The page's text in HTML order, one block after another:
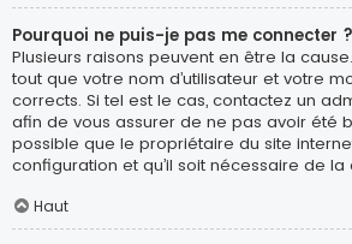
Pourquoi ne puis-je pas me connecter ?
Plusieurs raisons peuvent en être la
tout que votre nom d’utilisateur et votre
corrects. Si tel est le cas, contactez un
afin de vous assurer de ne pas avoir été
possible que le propriétaire du site
configuration et qu’il soit nécessaire de la
Haut